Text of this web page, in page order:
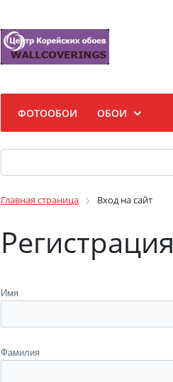
ФОТООБОИ ОБОИ
Главная страница Вход на сайт
Регистрация
Имя
Фамилия